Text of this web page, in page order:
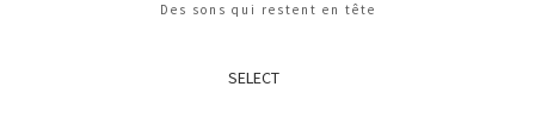
Des sons qui restent en tête
SELECT